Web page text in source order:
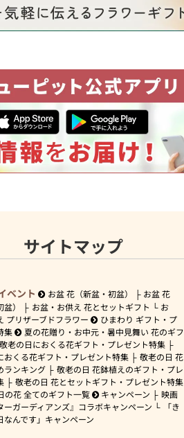
サイトマップ
ベント お盆 花（新盆・初盆）
お盆 花
）
お盆・お供え 花とセットギフト
お
プリザーブドフラワー
ひまわり ギフト・プ
集
夏の花贈り・お中元・暑中見舞い 花のギフ
敬老の日におくる花ギフト・プレゼント特集
おくる花ギフト・プレゼント特集
敬老の日 花
ランキング
敬老の日 花鉢植えのギフト・プレ
敬老の日 花とセットギフト・プレゼント特集
の花 全てのギフト一覧
キャンペーン
映画
ーガーディアンズ』コラボキャンペーン
「き
なんです」キャンペーン